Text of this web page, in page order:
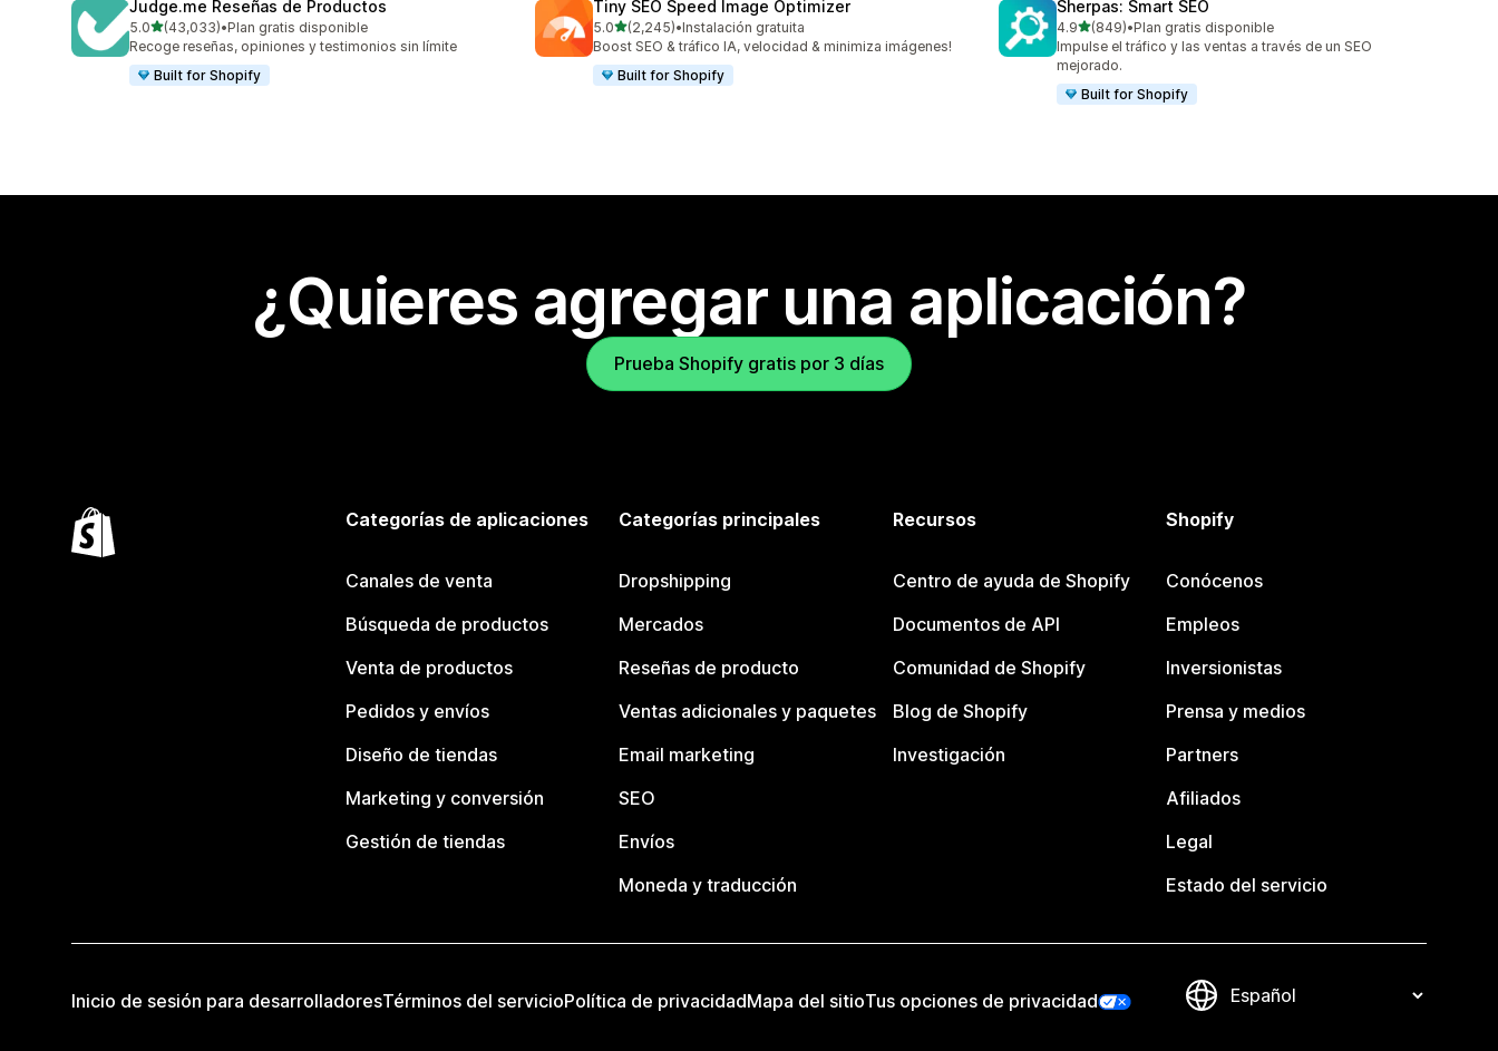
Judge.me Reseñas de Productos
5.0de 5 estrellas
(43,033)
43033 reseñas en total
•Plan gratis disponible
Recoge reseñas, opiniones y testimonios sin límite
Built for Shopify
Tiny SEO Speed Image Optimizer
5.0de 5 estrellas
(2,245)
2245 reseñas en total
•Instalación gratuita
Boost SEO & tráfico IA, velocidad & minimiza imágenes!
Built for Shopify
Sherpas: Smart SEO
4.9de 5 estrellas
(849)
849 reseñas en total
•Plan gratis disponible
Impulse el tráfico y las ventas a través de un SEO
mejorado.
Built for Shopify
¿Quieres agregar una aplicación?
Prueba Shopify gratis por 3 días
Categorías de aplicaciones
Canales de venta
Búsqueda de productos
Venta de productos
Pedidos y envíos
Diseño de tiendas
Marketing y conversión
Gestión de tiendas
Categorías principales
Dropshipping
Mercados
Reseñas de producto
Ventas adicionales y paquetes
Email marketing
SEO
Envíos
Moneda y traducción
Recursos
Centro de ayuda de Shopify
Documentos de API
Comunidad de Shopify
Blog de Shopify
Investigación
Shopify
Conócenos
Empleos
Inversionistas
Prensa y medios
Partners
Afiliados
Legal
Estado del servicio
Inicio de sesión para desarrolladoresTérminos del servicioPolítica de privacidadMapa del sitioTus opciones de privacidad